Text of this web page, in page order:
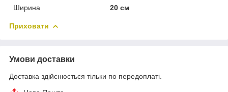
Ширина
20 см
Приховати
Умови доставки
Доставка здійснюється тільки по передоплаті.